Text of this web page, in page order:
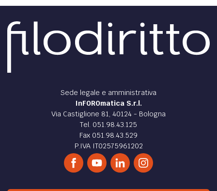
Sede legale e amministrativa
InFOROmatica S.r.l.
Via Castiglione 81, 40124 - Bologna
Tel. 051.98.43.125
Fax 051.98.43.529
P.IVA IT02575961202